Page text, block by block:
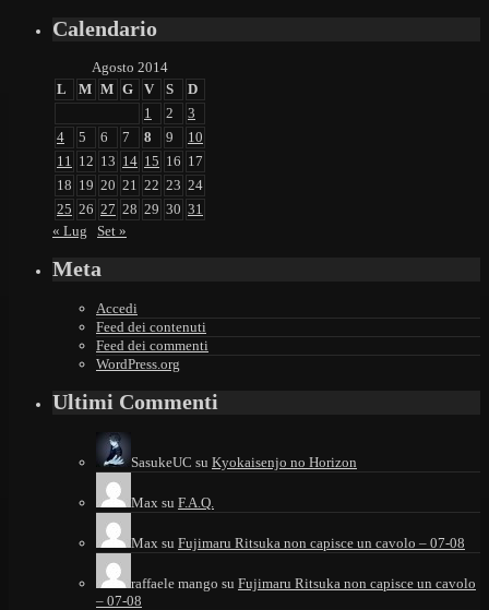
Calendario
Agosto 2014
L
M M G V S
D
1
2
3
4
5 6 7 8 9
10
11 12 13 14 15 16 17
18 19 20 21 22 23 24
25 26 27 28 29 30 31
« Lug
Set »
Meta
Accedi
Feed dei contenuti
Feed dei commenti
WordPress.org
Ultimi Commenti
SasukeUC su Kyokaisenjo no Horizon
Max su F.A.Q.
Max su Fujimaru Ritsuka non capisce un cavolo – 07-08
raffaele mango su Fujimaru Ritsuka non capisce un cavolo
– 07-08